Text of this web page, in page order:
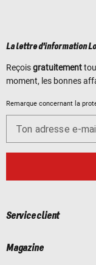
La lettre d'information
Reçoisgratuitement
moment, les bonnes
Remarque concernant la
Ton adresse e-mail
Service client
Magazine